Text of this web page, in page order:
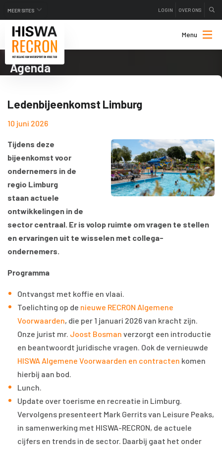
MEER SITES LOGIN OVER ONS
Menu
Agenda
Ledenbijeenkomst Limburg
10 juni 2026
Tijdens deze
bijeenkomst voor
ondernemers in de
regio Limburg
staan actuele
ontwikkelingen in de
sector centraal. Er is volop ruimte om vragen te stellen
en ervaringen uit te wisselen met collega-
ondernemers.
Programma
Ontvangst met koffie en vlaai.
Toelichting op de nieuwe RECRON Algemene
Voorwaarden, die per 1 januari 2026 van kracht zijn.
Onze jurist mr. Joost Bosman verzorgt een introductie
en beantwoordt juridische vragen. Ook de vernieuwde
HISWA Algemene Voorwaarden en contracten komen
hierbij aan bod.
Lunch.
Update over toerisme en recreatie in Limburg.
Vervolgens presenteert Mark Gerrits van Leisure Peaks,
in samenwerking met HISWA-RECRON, de actuele
cijfers en trends in de sector. Daarbij gaat het onder